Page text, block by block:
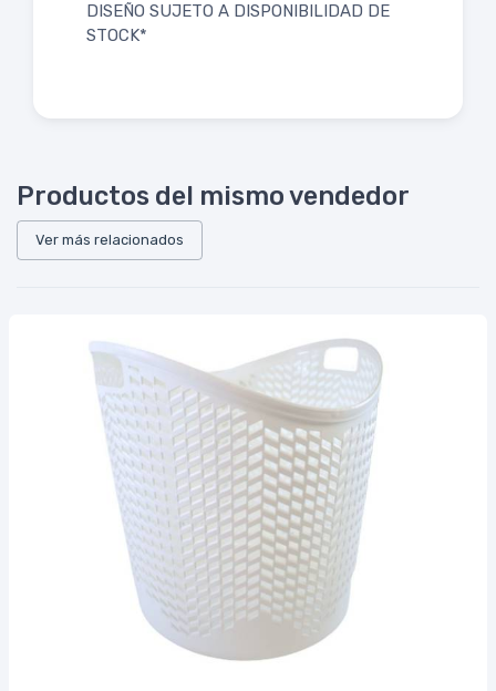
DISEÑO SUJETO A DISPONIBILIDAD DE
STOCK*
Productos del mismo vendedor
Ver más relacionados